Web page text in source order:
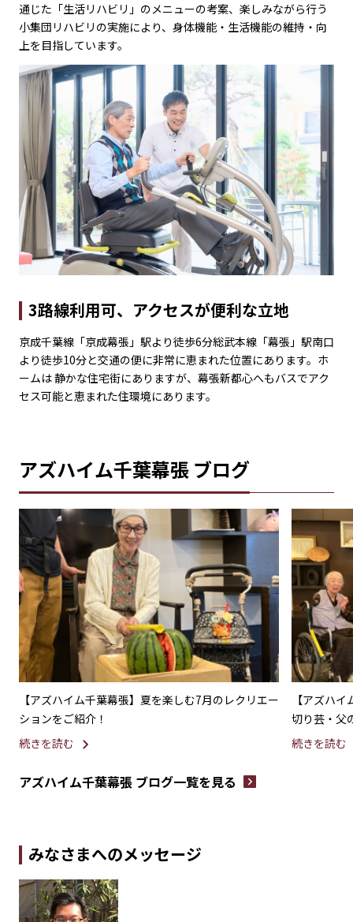
通じた「生活リハビリ」のメニューの考案、楽しみながら行う
小集団リハビリの実施により、身体機能・生活機能の維持・向
上を目指しています。
3路線利用可、アクセスが便利な立地
京成千葉線「京成幕張」駅より徒歩6分総武本線「幕張」駅南口
より徒歩10分と交通の便に非常に恵まれた位置にあります。ホ
ームは 静かな住宅街にありますが、幕張新都心へもバスでアク
セス可能と恵まれた住環境にあります。
アズハイム千葉幕張 ブログ
【アズハイム千葉幕張】夏を楽しむ7月のレクリエー
ションをご紹介！
続きを読む
【アズハ
切り芸・父
メランチ〜
続きを読む
アズハイム千葉幕張 ブログ一覧を見る
みなさまへのメッセージ